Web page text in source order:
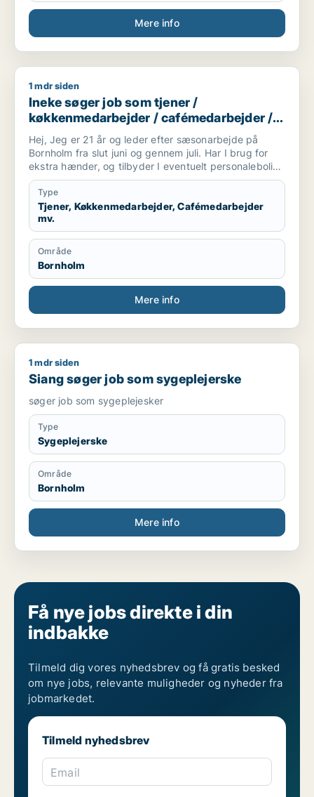
Mere info
Ineke søger job som tjener / køkkenmedarbejder /
1 mdr siden
Ineke søger job som tjener /
køkkenmedarbejder / cafémedarbejder /
butiksmedarbejder / blomsterhandler
Hej, Jeg er 21 år og leder efter sæsonarbejde på
Bornholm fra slut juni og gennem juli. Har I brug for
ekstra hænder, og tilbyder I eventuelt personalebolig?
Jeg har erfaring fra café/barista og service generelt.
Type
Tjener, Køkkenmedarbejder, Cafémedarbejder
mv.
Område
Bornholm
Mere info
Siang søger job som sygeplejerske
1 mdr siden
Siang søger job som sygeplejerske
søger job som sygeplejesker
Type
Sygeplejerske
Område
Bornholm
Mere info
Få nye jobs direkte i din
indbakke
Tilmeld dig vores nyhedsbrev og få gratis besked
om nye jobs, relevante muligheder og nyheder fra
jobmarkedet.
Tilmeld nyhedsbrev
Email